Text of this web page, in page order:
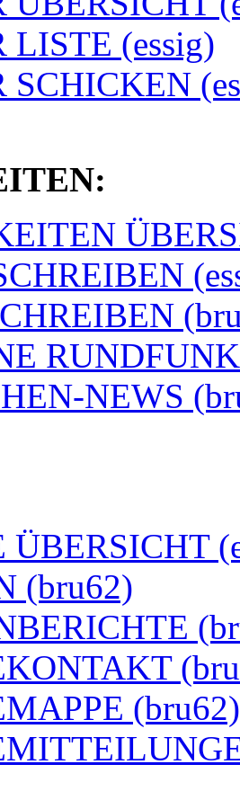
LISTE (essig)
SCHICKEN
NEWS
ÜBERSICHT
(bru62)
(bru62)